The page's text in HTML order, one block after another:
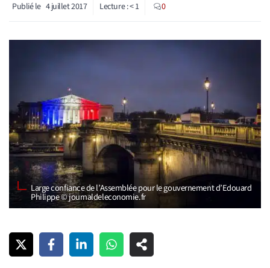
Publié le 4 juillet 2017 Lecture :< 1 0
Large confiance de l’Assemblée pour le gouvernement d’Edouard
Philippe © journaldeleconomie.fr